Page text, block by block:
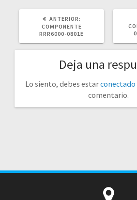
ANTERIOR:
ANTERIOR:
COMPONENTE
RRR6000-0801E
Deja una
Lo siento, debes estarconectado
comentario.